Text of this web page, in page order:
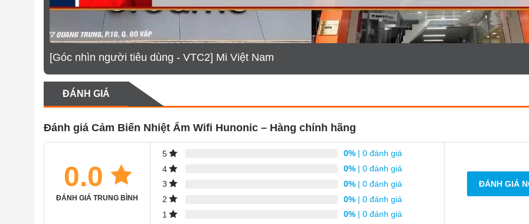
Tôi cần hướng dẫn sử dụng chi tiết về sản phẩm, Mi Việt Nam có hỗ trợ không? Liên hệ bằng cách nào?
Phương thức trả góp sản phẩm như thế nào?
Mua trực tiếp và online thì chất lượng sản phẩm có như nhau không?
Tôi muốn kiểm tra đơn hàng đã đặt thì làm như thế nào? Vào đâu để kiểm tra?
[Góc nhìn người tiêu dùng - VTC2] Mi Việt Nam
ĐÁNH GIÁ
Đánh giá Cảm Biến Nhiệt Ẩm Wifi Hunonic – Hàng chính hãng
0.0
ĐÁNH GIÁ TRUNG BÌNH
5 0%| 0 đánh giá
4
0%| 0 đánh giá
3
0%| 0 đánh giá
2
0%| 0 đánh giá
1
0%| 0 đánh giá
ĐÁNH GIÁ